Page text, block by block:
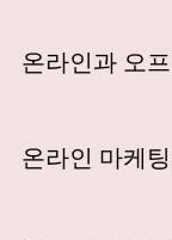
온라인과 오
온라인 마케